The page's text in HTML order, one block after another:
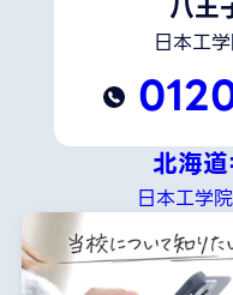
日本工
北海
日本工学